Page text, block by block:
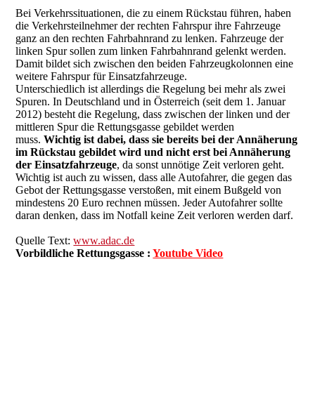
Bei Verkehrssituationen, die zu einem Rückstau führen, haben
die Verkehrsteilnehmer der rechten Fahrspur ihre Fahrzeuge
ganz an den rechten Fahrbahnrand zu lenken. Fahrzeuge der
linken Spur sollen zum linken Fahrbahnrand gelenkt werden.
Damit bildet sich zwischen den beiden Fahrzeugkolonnen eine
weitere Fahrspur für Einsatzfahrzeuge.
Unterschiedlich ist allerdings die Regelung bei mehr als zwei
Spuren. In Deutschland und in Österreich (seit dem 1. Januar
2012) besteht die Regelung, dass zwischen der linken und der
mittleren Spur die Rettungsgasse gebildet werden
muss. Wichtig ist dabei, dass sie bereits bei der Annäherung
im Rückstau gebildet wird und nicht erst bei Annäherung
der Einsatzfahrzeuge, da sonst unnötige Zeit verloren geht.
Wichtig ist auch zu wissen, dass alle Autofahrer, die gegen das
Gebot der Rettungsgasse verstoßen, mit einem Bußgeld von
mindestens 20 Euro rechnen müssen. Jeder Autofahrer sollte
daran denken, dass im Notfall keine Zeit verloren werden darf.
Quelle Text:www.adac.de
Vorbildliche Rettungsgasse :Youtube Video